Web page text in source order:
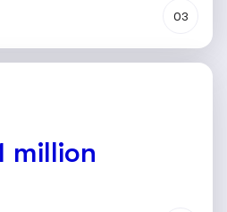
03
million